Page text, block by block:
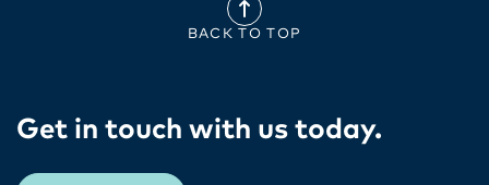
BACK TO TOP
Get in touch with us today​.